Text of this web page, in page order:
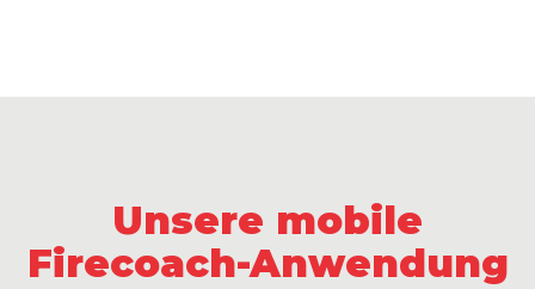
Unsere mobile
Firecoach-Anwendung